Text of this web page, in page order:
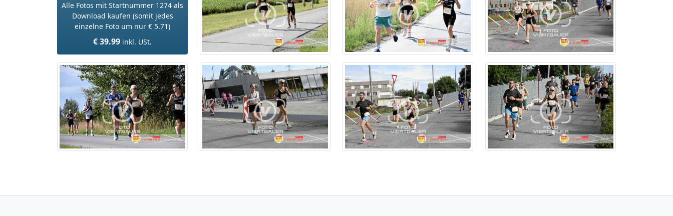
Alle Fotos mit Startnummer 1274 als
Download kaufen (somit jedes
einzelne Foto um nur € 5.71)
€ 39.99 inkl. USt.